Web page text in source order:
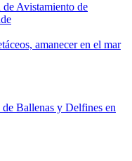
Avistamiento de
amanecer en el mar
Ballenas y Delfines en